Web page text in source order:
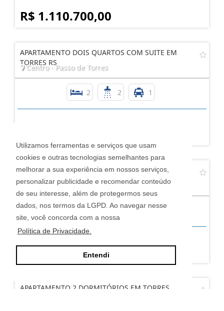
Utilizamos ferramentas e serviços que usam
cookies e outras tecnologias semelhantes para
melhorar a sua experiência em nossos serviços,
personalizar publicidade e recomendar conteúdo
de seu interesse, além de protegermos seus
dados, nos termos da LGPD. Ao navegar nesse
site, você concorda com a nossa
Política de Privacidade.
Entendi
R$ 1.110.700,00
APARTAMENTO DOIS QUARTOS COM SUITE EM
TORRES RS
Centro - Passo de Torres
2 2 1
APARTAMENTO 2 QUARTOS EM TORRES
Praia Grande - Torres
2 1 2
R$ 1.632.931,00
APARTAMENTO 2 DORMITÓRIOS EM TORRES